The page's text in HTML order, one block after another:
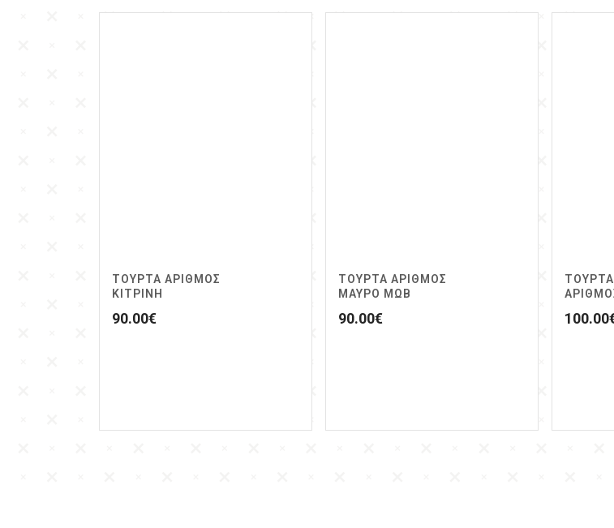
ΤΟΥΡΤΑ ΑΡΙΘΜΟΣ
ΚΙΤΡΙΝΗ
90.00€
ΤΟΥΡΤΑ ΑΡΙΘΜΟΣ
ΜΑΥΡΟ ΜΩΒ
90.00€
ΤΟΥΡΤΑ
100.00